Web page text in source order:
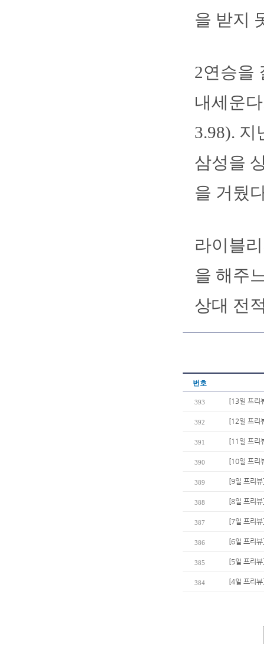
을 받지
2연승을
내세운
3.98). 지
삼성을
을 거뒀
라이블
을 해주
상대 전
번호
393 [13일 프리
392 [12일 프리
391 [11일 프리
390 [10일 프리
389 [9일 프리
388 [8일 프리
387 [7일 프리
386 [6일 프리
385 [5일 프리뷰
384 [4일 프리